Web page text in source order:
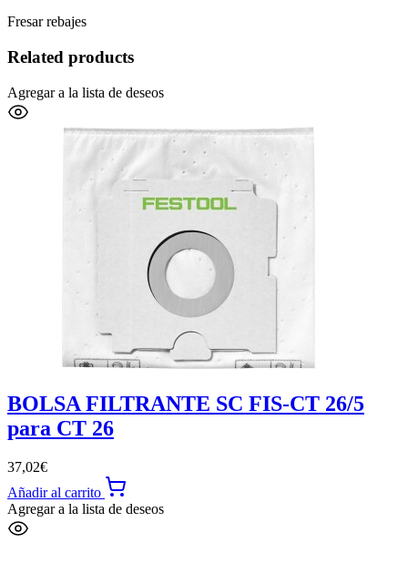
Fresar rebajes
Related products
Agregar a la lista de deseos
BOLSA FILTRANTE SC FIS-CT 26/5
para CT 26
37,02€
Añadir al carrito
Agregar a la lista de deseos